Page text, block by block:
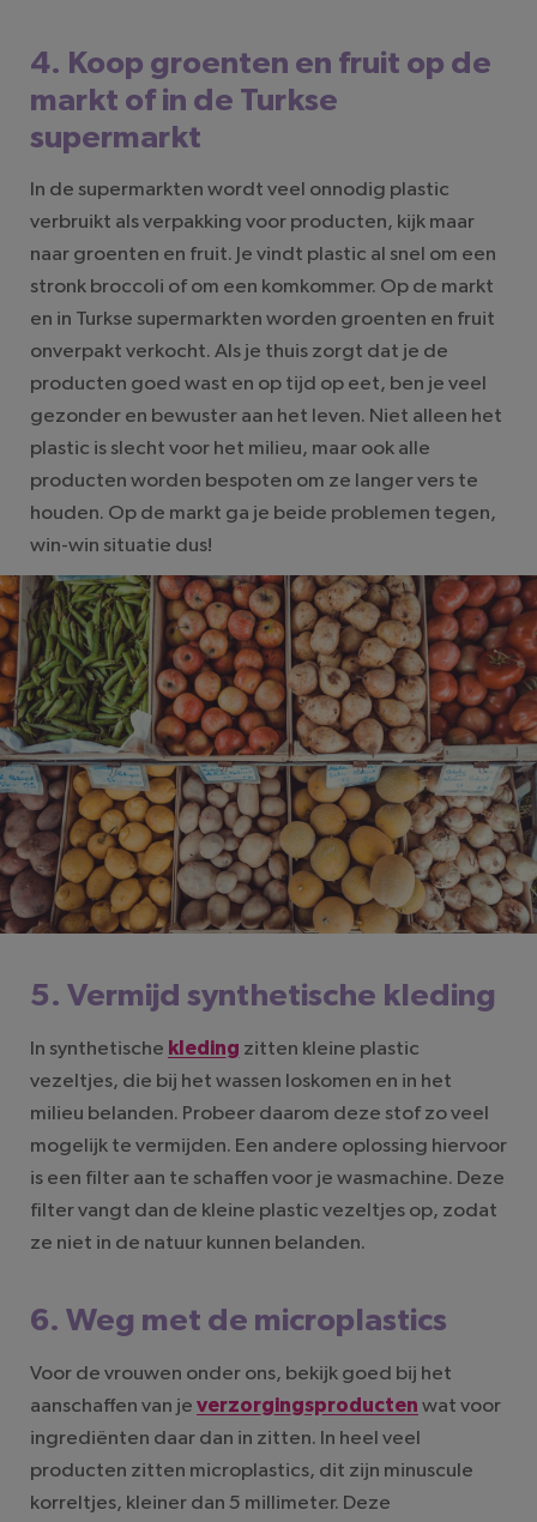
4. Koop groenten en fruit op de
markt of in de Turkse
supermarkt
In de supermarkten wordt veel onnodig plastic
verbruikt als verpakking voor producten, kijk maar
naar groenten en fruit. Je vindt plastic al snel om een
stronk broccoli of om een komkommer. Op de markt
en in Turkse supermarkten worden groenten en fruit
onverpakt verkocht. Als je thuis zorgt dat je de
producten goed wast en op tijd op eet, ben je veel
gezonder en bewuster aan het leven. Niet alleen het
plastic is slecht voor het milieu, maar ook alle
producten worden bespoten om ze langer vers te
houden. Op de markt ga je beide problemen tegen,
win-win situatie dus!
5. Vermijd synthetische kleding
In synthetische kleding zitten kleine plastic
vezeltjes, die bij het wassen loskomen en in het
milieu belanden. Probeer daarom deze stof zo veel
mogelijk te vermijden. Een andere oplossing hiervoor
is een filter aan te schaffen voor je wasmachine. Deze
filter vangt dan de kleine plastic vezeltjes op, zodat
ze niet in de natuur kunnen belanden.
6. Weg met de microplastics
Voor de vrouwen onder ons, bekijk goed bij het
aanschaffen van je verzorgingsproducten wat voor
ingrediënten daar dan in zitten. In heel veel
producten zitten microplastics, dit zijn minuscule
korreltjes, kleiner dan 5 millimeter. Deze